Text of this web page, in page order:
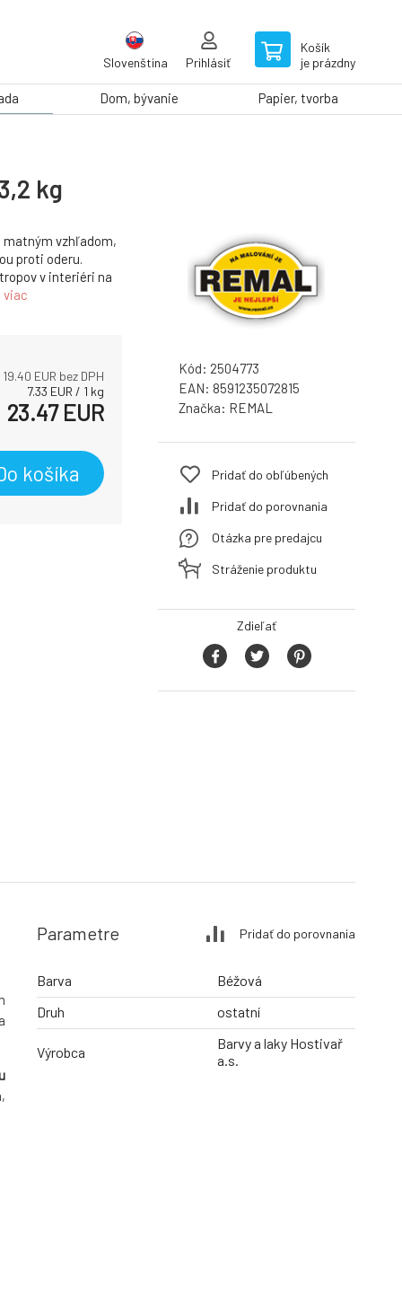
Slovenština Prihlásiť
Košík
je prázdny
Dom, bývanie Papier, tvorba
kg
vzhľadom,
proti oderu.
v interiéri na
viac
19.40 EUR bez DPH
7.33 EUR / 1 kg
23.47EUR
košíka
Kód: 2504773
EAN: 8591235072815
Značka: REMAL
Pridať do obľúbených
Pridať do porovnania
Otázka pre predajcu
Stráženie produktu
Zdieľať
Parametre Pridať do porovnania
Barva
Béžová
Druh
ostatní
Výrobca
Barvy a laky Hostivař
a.s.